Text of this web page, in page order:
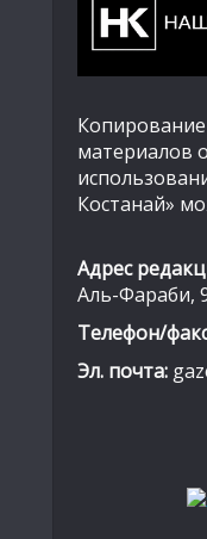
материалов
Костанай»
Адрес
Аль-Фараби,
Телефон/
Эл. почта: